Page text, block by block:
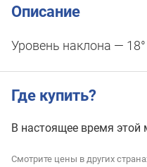
Описание
Уровень наклона — 18°
Где купить?
В настоящее время этой
Смотрите цены в других